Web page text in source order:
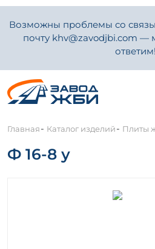
Возможны проблемы со
почту khv@zavodjbi.com —
ответим!
Главная- Каталог изделий- Плиты
Ф 16-8 у